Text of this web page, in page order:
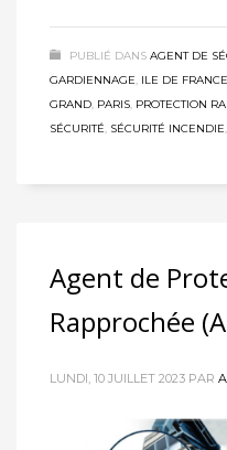
PUBLIÉ DANS AGENT DE
GARDIENNAGE, ILE DE FRANCE
GRAND, PARIS, PROTECTION
SÉCURITÉ, SÉCURITÉ INCENDIE
Agent de
Rapprochée
LUNDI, 10 JUILLET 2023 PAR